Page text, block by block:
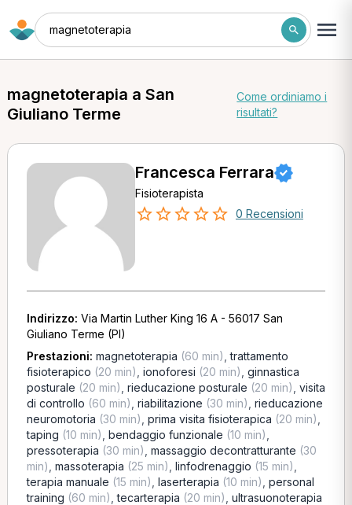
magnetoterapia
magnetoterapia a San
Giuliano Terme
Come ordiniamo i
risultati?
Francesca Ferrara
Fisioterapista
0 Recensioni
Indirizzo: Via Martin Luther King 16 A - 56017 San
Giuliano Terme (PI)
Prestazioni: magnetoterapia (60 min) ,trattamento
fisioterapico (20 min) ionoforesi (20 min) ginnastica
posturale (20 min) rieducazione posturale (20 min) visita
di controllo (60 min) riabilitazione (30 min) rieducazione
neuromotoria (30 min) prima visita fisioterapica (20 min)
taping (10 min) bendaggio funzionale (10 min)
pressoterapia (30 min) massaggio decontratturante (30
min) massoterapia (25 min) linfodrenaggio (15 min)
terapia manuale (15 min) laserterapia (10 min) personal
training (60 min) ,tecarterapia (20 min) ultrasuonoterapia